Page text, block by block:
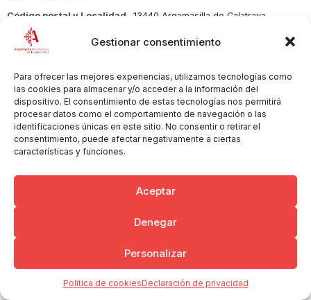
Gestionar consentimiento
Para ofrecer las mejores experiencias, utilizamos tecnologías como
las cookies para almacenar y/o acceder a la información del
dispositivo. El consentimiento de estas tecnologías nos permitirá
procesar datos como el comportamiento de navegación o las
identificaciones únicas en este sitio. No consentir o retirar el
consentimiento, puede afectar negativamente a ciertas
características y funciones.
Aceptar
Denegar
Personalizar
Política de cookiesDeclaración de privacidad
Código postal y Localidad 13440 Argamasilla de Calatrava
Sector Taller-Vta Automóviles
Copyright © 2026 Ayuntamiento de Argamasilla de Calatrava
Politica de Privacidad y Aviso Legal
Registro de la actividad
Cookies